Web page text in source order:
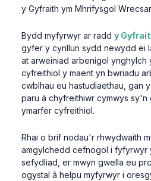
y Gyfraith ym Mhrifysgol
Bydd myfyrwyr ar radd y
gyfer y cynllun sydd newydd ei
at arweiniad arbenigol ynghylch
cyfreithiol y maent yn bwriadu
cwblhau eu hastudiaethau, gan
paru â chyfreithiwr cymwys sy'n
ymarfer cyfreithiol.
Rhai o brif nodau'r rhwydwaith
amgylchedd cefnogol i fyfyrwyr
sefydliad, er mwyn gwella eu
ogystal â helpu myfyrwyr i